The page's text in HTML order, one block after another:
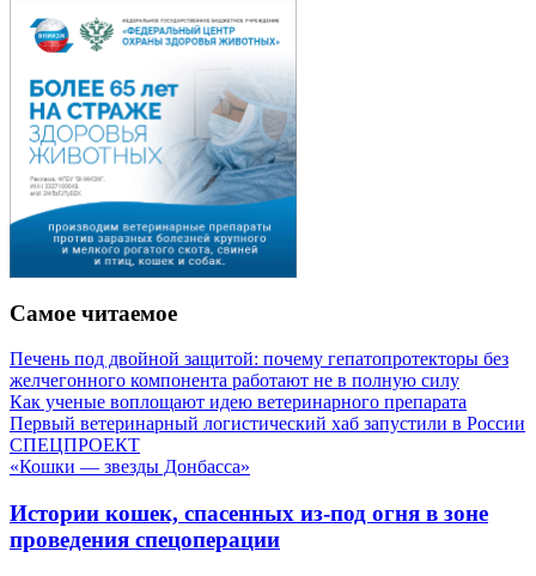
Самое читаемое
Печень под двойной защитой: почему гепатопротекторы без
желчегонного компонента работают не в полную силу
Как ученые воплощают идею ветеринарного препарата
Первый ветеринарный логистический хаб запустили в России
СПЕЦПРОЕКТ
«Кошки — звезды Донбасса»
Истории кошек, спасенных из-под огня в зоне
проведения спецоперации